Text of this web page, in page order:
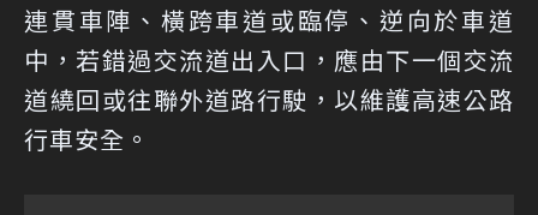
連貫車陣、橫跨車道或臨停、逆向於車道
中，若錯過交流道出入口，應由下一個交流
道繞回或往聯外道路行駛，以維護高速公路
行車安全。